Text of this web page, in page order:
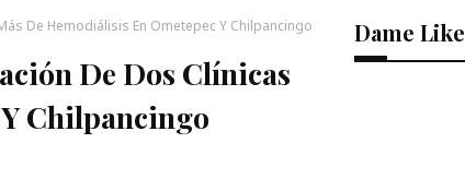
De Hemodiálisis En Ometepec Y Chilpancingo
De Dos Clínicas
Chilpancingo
Dame Like